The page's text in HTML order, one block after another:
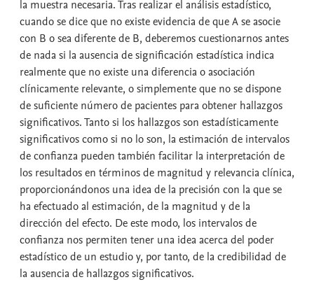
la muestra necesaria. Tras realizar el análisis estadístico,
cuando se dice que no existe evidencia de que A se asocie
con B o sea diferente de B, deberemos cuestionarnos antes
de nada si la ausencia de significación estadística indica
realmente que no existe una diferencia o asociación
clínicamente relevante, o simplemente que no se dispone
de suficiente número de pacientes para obtener hallazgos
significativos. Tanto si los hallazgos son estadísticamente
significativos como si no lo son, la estimación de intervalos
de confianza pueden también facilitar la interpretación de
los resultados en términos de magnitud y relevancia clínica,
proporcionándonos una idea de la precisión con la que se
ha efectuado al estimación, de la magnitud y de la
dirección del efecto. De este modo, los intervalos de
confianza nos permiten tener una idea acerca del poder
estadístico de un estudio y, por tanto, de la credibilidad de
la ausencia de hallazgos significativos.